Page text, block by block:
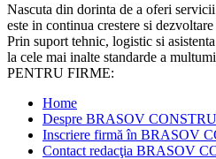
Nascuta din dorinta de a oferi
este in continua crestere si
Prin suport tehnic, logistic si
la cele mai inalte standarde a
PENTRU FIRME:
Home
Despre BRASOV
Inscriere firmă în BRASOV
Contact redacţia BRASOV